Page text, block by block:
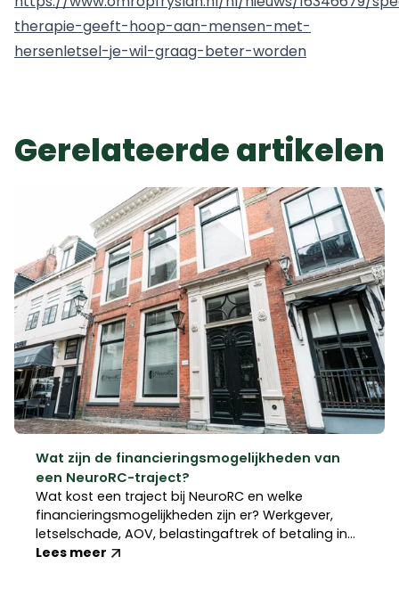
therapie-geeft-hoop-aan-mensen-met-
hersenletsel-je-wil-graag-beter-worden
Gerelateerde artikelen
Wat zijn de financieringsmogelijkheden van
een NeuroRC-traject?
Wat kost een traject bij NeuroRC en welke
financieringsmogelijkheden zijn er? Werkgever,
letselschade, AOV, belastingaftrek of betaling in
termijnen.
Lees meer